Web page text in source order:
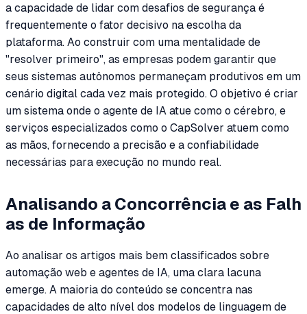
a capacidade de lidar com desafios de segurança é
frequentemente o fator decisivo na escolha da
plataforma. Ao construir com uma mentalidade de
"resolver primeiro", as empresas podem garantir que
seus sistemas autônomos permaneçam produtivos em um
cenário digital cada vez mais protegido. O objetivo é criar
um sistema onde o agente de IA atue como o cérebro, e
serviços especializados como o CapSolver atuem como
as mãos, fornecendo a precisão e a confiabilidade
necessárias para execução no mundo real.
Analisando a Concorrência e as Falh
as de Informação
Ao analisar os artigos mais bem classificados sobre
automação web e agentes de IA, uma clara lacuna
emerge. A maioria do conteúdo se concentra nas
capacidades de alto nível dos modelos de linguagem de